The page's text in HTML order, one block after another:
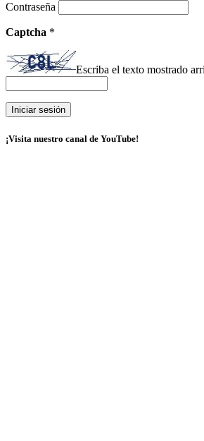
Contraseña
Captcha *
Escriba el texto mostrado
¡Visita nuestro canal de YouTube!